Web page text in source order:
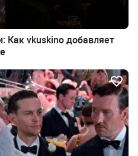
Как vkuskino добавляет